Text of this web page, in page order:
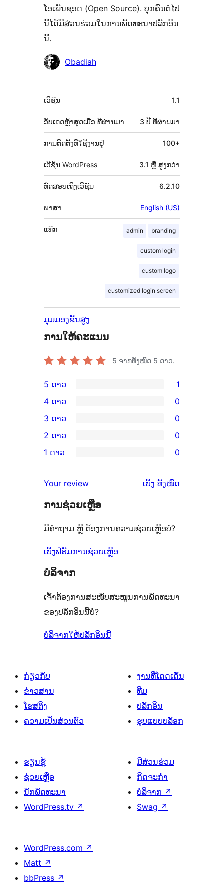
ໂອເພັນຊອດ (Open Source). ບຸກຄົນຕໍ່ໄປ
ນີ້ໄດ້ມີສ່ວນຮ່ວມໃນການພັດທະນາປລັກອິນ
ນີ້.
ຜູ້
Obadiah
ຂໍ້ມູນ
ກຳກັບ
(Meta)
ເວີຊັນ 1.1
ອັບເດດຫຼ້າສຸດເມື່ອ 3 ປີ ທີ່ຜ່ານມາ
ທີ່ຜ່ານມາ
ການຕິດຕັ້ງທີ່ໃຊ້ງານຢູ່ 100+
ເວີຊັນ WordPress 3.1 ຫຼື ສູງກວ່າ
ທົດສອບເຖິງເວີຊັນ 6.2.10
ພາສາ English (US)
ແທັກ admin branding
custom login
custom logo
customized login screen
ມຸມມອງຂັ້ນສູງ
ການໃຫ້ຄະແນນ
5 ຈາກທັງໝົດ 5 ດາວ.
ການ
ວິຈານ
5
ດາວ
ຈຳນວນ
ລາຍການ
5 ດາວ 1
ວິຈານ
4
ດາວ
0
ລາຍການ
4 ດາວ 0
ການ
ວິຈານ
3
ຈຳນວນ
0
3 ດາວ 0
ວິຈານ
ດາວ
ຈຳນວນ
ລາຍການ
2 ດາວ 0
1
ດາວ
0
ລາຍການ
1 ດາວ 0
Your review ເບິ່ງ ຄຳ
ທັງໝົດ
ການຊ່ວຍເຫຼືອ
ມີຄຳຖາມ ຫຼື ຕ້ອງການຄວາມຊ່ວຍເຫຼືອບໍ່?
ເບິ່ງຟໍຣັມການຊ່ວຍເຫຼືອ
ບໍລິຈາກ
ເຈົ້າຕ້ອງການສະໜັບສະໜູນການພັດທະນາ
ຂອງປລັກອິນນີ້ບໍ່?
ບໍລິຈາກໃຫ້ປລັກອິນນີ້
ກ່ຽວກັບ
ຂ່າວສານ
ໂຮສຕິງ
ຄວາມເປັນສ່ວນຕົວ
ງານທີ່ໂດດເດັ່ນ
ທີມ
ປລັກອິນ
ຮູບແບບບລັອກ
ຮຽນຮູ້
ຊ່ວຍເຫຼືອ
ນັກພັດທະນາ
WordPress.tv ↗
ມີສ່ວນຮ່ວມ
ກິດຈະກຳ
ບໍລິຈາກ ↗
Swag ↗
WordPress.com ↗
Matt ↗
bbPress ↗